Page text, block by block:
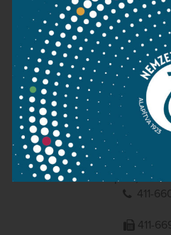
1095 Budapest,
411-
411-